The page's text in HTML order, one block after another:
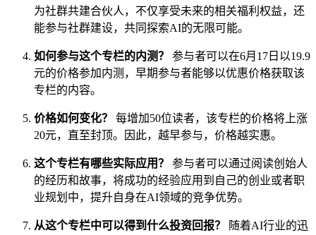
为社群共建合伙人，不仅享受未来的相关福利权益，还
能参与社群建设，共同探索AI的无限可能。
如何参与这个专栏的内测？
参与者可以在6月17日以19.9
元的价格参加内测，早期参与者能够以优惠价格获取该
专栏的内容。
价格如何变化？
每增加50位读者，该专栏的价格将上涨
20元，直至封顶。因此，越早参与，价格越实惠。
这个专栏有哪些实际应用？
参与者可以通过阅读创始人
的经历和故事，将成功的经验应用到自己的创业或者职
业规划中，提升自身在AI领域的竞争优势。
从这个专栏中可以得到什么投资回报？
随着AI行业的迅